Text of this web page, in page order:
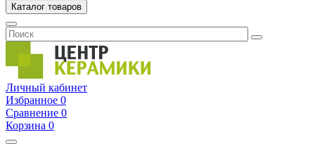
Каталог товаров
Личный кабинет
Избранное 0
Сравнение 0
Корзина 0